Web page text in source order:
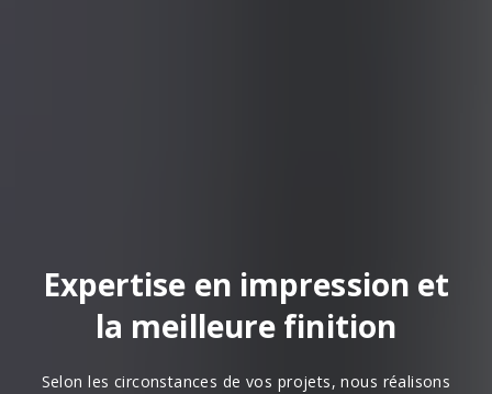
Expertise en impression et
la meilleure finition
Selon les circonstances de vos projets, nous réalisons